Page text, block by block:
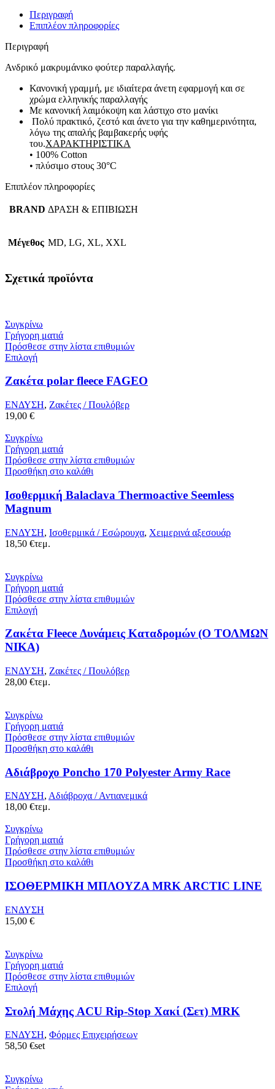
Περιγραφή
Επιπλέον πληροφορίες
Περιγραφή
Ανδρικό μακρυμάνικο φούτερ παραλλαγής.
Κανονική γραμμή, με ιδιαίτερα άνετη εφαρμογή και σε
χρώμα ελληνικής παραλλαγής
Με κανονική λαιμόκοψη και λάστιχο στο μανίκι
Πολύ πρακτικό, ζεστό και άνετο για την καθημερινότητα,
λόγω της απαλής βαμβακερής υφής
του.ΧΑΡΑΚΤΗΡΙΣΤΙΚΑ
• 100% Cotton
• πλύσιμο στους 30°C
Επιπλέον πληροφορίες
BRAND ΔΡΑΣΗ & ΕΠΙΒΙΩΣΗ
Μέγεθος MD, LG, XL, XXL
Σχετικά προϊόντα
Συγκρίνω
Γρήγορη ματιά
Πρόσθεσε στην λίστα επιθυμιών
Επιλογή
Ζακέτα polar fleece FAGEO
ΕΝΔΥΣΗ, Ζακέτες / Πουλόβερ
19,00 €
Συγκρίνω
Γρήγορη ματιά
Πρόσθεσε στην λίστα επιθυμιών
Προσθήκη στο καλάθι
Ισοθερμική Balaclava Thermoactive Seemless
Magnum
ΕΝΔΥΣΗ, Ισοθερμικά / Εσώρουχα, Χειμερινά αξεσουάρ
18,50 €τεμ.
Συγκρίνω
Γρήγορη ματιά
Πρόσθεσε στην λίστα επιθυμιών
Επιλογή
Ζακέτα Fleece Δυνάμεις Καταδρομών (Ο ΤΟΛΜΩΝ
ΝΙΚΑ)
ΕΝΔΥΣΗ, Ζακέτες / Πουλόβερ
28,00 €τεμ.
Συγκρίνω
Γρήγορη ματιά
Πρόσθεσε στην λίστα επιθυμιών
Προσθήκη στο καλάθι
Αδιάβροχο Poncho 170 Polyester Army Race
ΕΝΔΥΣΗ, Αδιάβροχα / Αντιανεμικά
18,00 €τεμ.
Συγκρίνω
Γρήγορη ματιά
Πρόσθεσε στην λίστα επιθυμιών
Προσθήκη στο καλάθι
ΙΣΟΘΕΡΜΙΚΗ ΜΠΛΟΥΖΑ MRK ARCTIC LINE
ΕΝΔΥΣΗ
15,00 €
Συγκρίνω
Γρήγορη ματιά
Πρόσθεσε στην λίστα επιθυμιών
Επιλογή
Στολή Μάχης ACU Rip-Stop Χακί (Σετ) MRK
ΕΝΔΥΣΗ, Φόρμες Επιχειρήσεων
58,50 €set
Συγκρίνω